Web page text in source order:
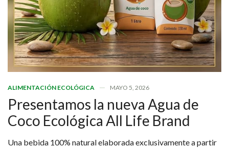
ALIMENTACIÓN ECOLÓGICA MAYO 5, 2026
Presentamos la nueva Agua de
Coco Ecológica All Life Brand
Una bebida 100% natural elaborada exclusivamente a partir